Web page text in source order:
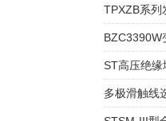
BZC3390W
多极滑触线